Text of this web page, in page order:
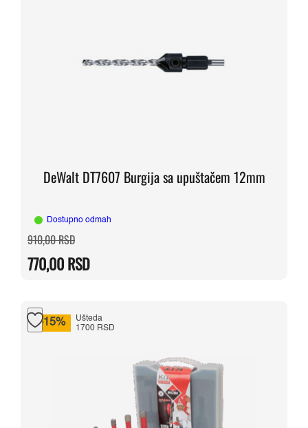
DeWalt DT7607 Burgija sa upuštačem 12mm
Dostupno odmah
910,00RSDOriginalna
cena
bila:
910,00 RSD.
770,00RSD
Trenutna
cena
770,00 RSD.
-15%
Ušteda
1700 RSD